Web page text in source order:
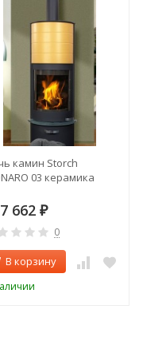
камин Storch
03 керамика
662 ₽
0
В корзину